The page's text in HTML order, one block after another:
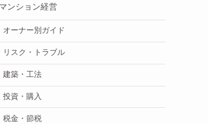
マンション経営
オーナー別ガイド
リスク・トラブル
建築・工法
投資・購入
税金・節税